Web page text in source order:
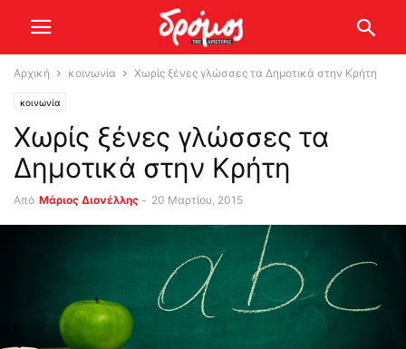
Αρχική κοινωνία Χωρίς ξένες γλώσσες τα Δημοτικά στην Κρήτη
κοινωνία
Χωρίς ξένες γλώσσες τα
Δημοτικά στην Κρήτη
Από Μάριος Διονέλλης - 20 Μαρτίου, 2015